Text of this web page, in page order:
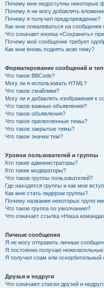
Почему мне недоступны некоторые
Почему я не могу добавлять
Почему я получил предупреждение?
Как мне пожаловаться на сообщения
Что означает кнопка «Сохранить»
Почему моё сообщение требует
Как мне вновь поднять мою тему?
Форматирование сообщений и
Что такое BBCode?
Могу ли я использовать HTML?
Что такое смайлики?
Могу ли я добавлять изображения к
Что такое важные объявления?
Что такое объявления?
Что такое прилепленные темы?
Что такое закрытые темы?
Что такое значки тем?
Уровни пользователей и группы
Кто такие администраторы?
Кто такие модераторы?
Что такое группы пользователей?
Где находятся группы и как мне
Как мне стать лидером группы?
Почему названия некоторых групп
Что такое группа по умолчанию?
Что означает ссылка «Наша
Личные сообщения
Я не могу отправить личные
Я постоянно получаю
Я получил спам или оскорбительный
Друзья и недруги
Что означают списки друзей и